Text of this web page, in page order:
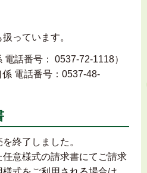
っています。
話番号： 0537-72-1118）
電話番号：0537-48-
終了しました。
意様式の請求書にてご請求